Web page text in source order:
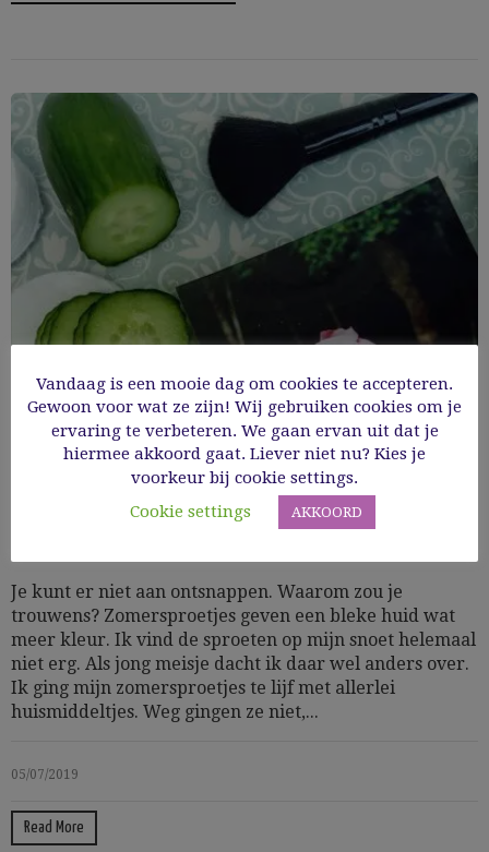
Zomersproetjes
Je kunt er niet aan ontsnappen. Waarom zou je
trouwens? Zomersproetjes geven een bleke huid wat
meer kleur. Ik vind de sproeten op mijn snoet helemaal
niet erg. Als jong meisje dacht ik daar wel anders over.
Ik ging mijn zomersproetjes te lijf met allerlei
huismiddeltjes. Weg gingen ze niet,...
05/07/2019
Read More
Vandaag is een mooie dag om cookies te accepteren.
Gewoon voor wat ze zijn! Wij gebruiken cookies om je
ervaring te verbeteren. We gaan ervan uit dat je
hiermee akkoord gaat. Liever niet nu? Kies je
voorkeur bij cookie settings.
Cookie settings
AKKOORD